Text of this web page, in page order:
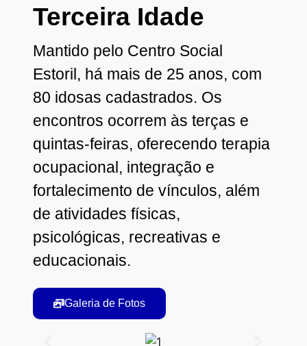
Terceira Idade
Mantido pelo Centro Social
Estoril, há mais de 25 anos, com
80 idosas cadastrados. Os
encontros ocorrem às terças e
quintas-feiras, oferecendo terapia
ocupacional, integração e
fortalecimento de vínculos, além
de atividades físicas,
psicológicas, recreativas e
educacionais.
Galeria de Fotos